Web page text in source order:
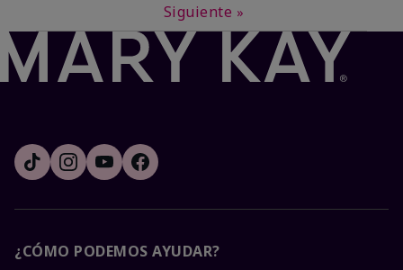
Siguiente »
¿CÓMO PODEMOS AYUDAR?